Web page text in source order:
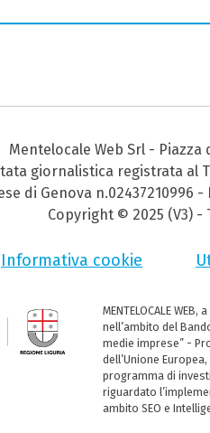
Mentelocale Web Srl -
giornalistica registrata al
di Genova n.02437210996 -
Copyright © 2025 (V3)
Informativa cookie
MENTELOCALE
nell’ambito del
medie imprese” -
dell’Unione
programma di
riguardato
ambito SEO e